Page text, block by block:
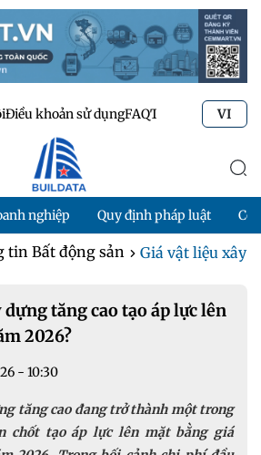
Điều khoản sử dụngFAQTư vấn kỹ thuật
VI
nghiệp Quy định pháp luật
tin Bất động sản Giá vật liệu xây
tăng cao tạo áp lực lên
2026?
- 10:30
tăng cao đang trở thành một trong
chốt tạo áp lực lên mặt bằng giá